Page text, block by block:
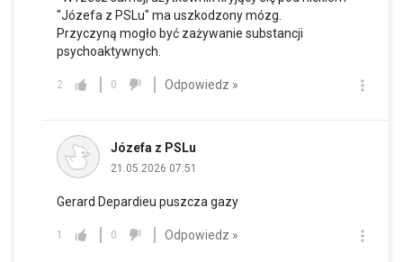
"Józefa z PSLu" ma uszkodzony mózg.
Przyczyną mogło być zażywanie substancji
psychoaktywnych.
2 0 Odpowiedz »
Józefa z PSLu
21.05.2026 07:51
Gerard Depardieu puszcza gazy
1 0 Odpowiedz »